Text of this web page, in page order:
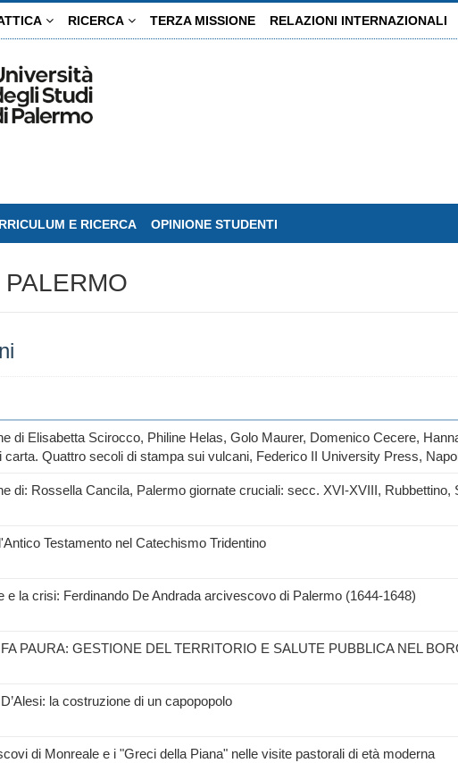
RICERCA TERZA MISSIONE RELAZIONI INTERNAZIONALI
E RICERCA OPINIONE STUDENTI
di Elisabetta Scirocco, Philine Helas, Golo Maurer, Domenico Cecere,
carta. Quattro secoli di stampa sui vulcani, Federico II University Press,
di: Rossella Cancila, Palermo giornate cruciali: secc. XVI-XVIII, Rubbettino,
Testamento nel Catechismo Tridentino
e la crisi: Ferdinando De Andrada arcivescovo di Palermo (1644-1648)
FA PAURA: GESTIONE DEL TERRITORIO E SALUTE PUBBLICA NEL
la costruzione di un capopopolo
di Monreale e i "Greci della Piana" nelle visite pastorali di età moderna